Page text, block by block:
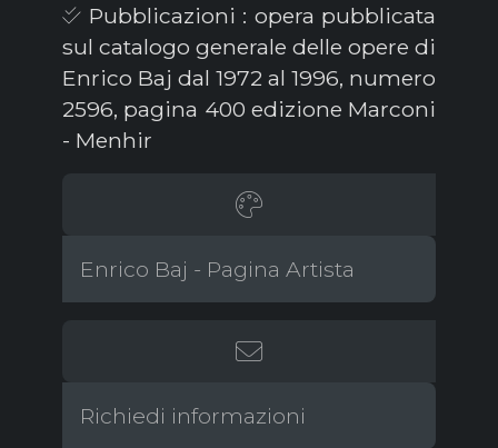
Pubblicazioni : opera pubblicata
sul catalogo generale delle opere di
Enrico Baj dal 1972 al 1996, numero
2596, pagina 400 edizione Marconi
- Menhir
Enrico Baj - Pagina Artista
Richiedi informazioni